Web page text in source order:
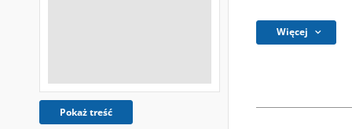
Pokaż treść
Więcej